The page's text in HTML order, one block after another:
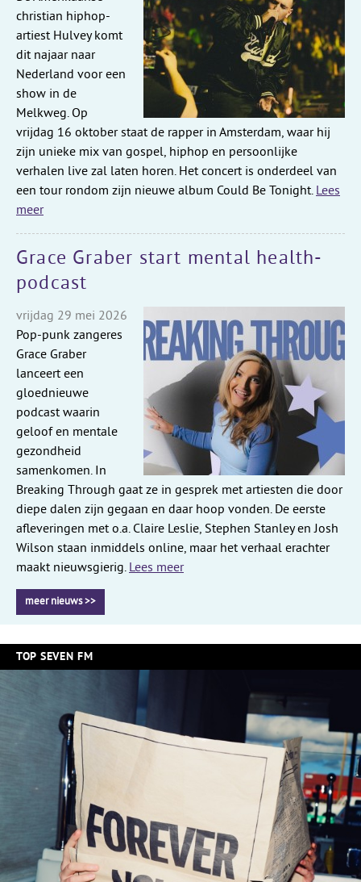
christian hiphop-
artiest Hulvey komt
dit najaar naar
Nederland voor een
show in de
Melkweg. Op
vrijdag 16 oktober staat de rapper in Amsterdam, waar hij
zijn unieke mix van gospel, hiphop en persoonlijke
verhalen live zal laten horen. Het concert is onderdeel van
een tour rondom zijn nieuwe album Could Be Tonight. Lees
meer
Grace Graber start mental health-
podcast
vrijdag 29 mei 2026
Pop-punk zangeres
Grace Graber
lanceert een
gloednieuwe
podcast waarin
geloof en mentale
gezondheid
samenkomen. In
Breaking Through gaat ze in gesprek met artiesten die door
diepe dalen zijn gegaan en daar hoop vonden. De eerste
afleveringen met o.a. Claire Leslie, Stephen Stanley en Josh
Wilson staan inmiddels online, maar het verhaal erachter
maakt nieuwsgierig. Lees meer
meer nieuws >>
TOP SEVEN FM